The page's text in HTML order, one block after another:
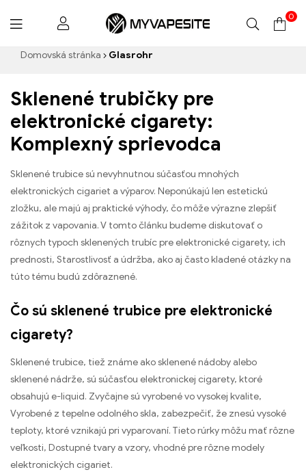
Myvapesite.de
0
Domovská stránka Glasrohr
Sklenené trubičky pre
elektronické cigarety:
Komplexný sprievodca
Sklenené trubice sú nevyhnutnou súčasťou mnohých
elektronických cigariet a výparov. Neponúkajú len estetickú
zložku, ale majú aj praktické výhody, čo môže výrazne zlepšiť
zážitok z vapovania. V tomto článku budeme diskutovať o
rôznych typoch sklenených trubíc pre elektronické cigarety, ich
prednosti, Starostlivosť a údržba, ako aj často kladené otázky na
túto tému budú zdôraznené.
Čo sú sklenené trubice pre elektronické
cigarety?
Sklenené trubice, tiež známe ako sklenené nádoby alebo
sklenené nádrže, sú súčasťou elektronickej cigarety, ktoré
obsahujú e-liquid. Zvyčajne sú vyrobené vo vysokej kvalite,
Vyrobené z tepelne odolného skla, zabezpečiť, že znesú vysoké
teploty, ktoré vznikajú pri vyparovaní. Tieto rúrky môžu mať rôzne
veľkosti, Dostupné tvary a vzory, vhodné pre rôzne modely
elektronických cigariet.